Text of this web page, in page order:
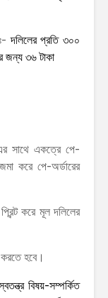
দলিলের প্রতি ৩০০
জন্য ৩৬ টাকা
সাথে একত্রে পে-
করে পে-অর্ডারের
করে মূল দলিলের
হবে।
বিষয়-সম্পর্কিত